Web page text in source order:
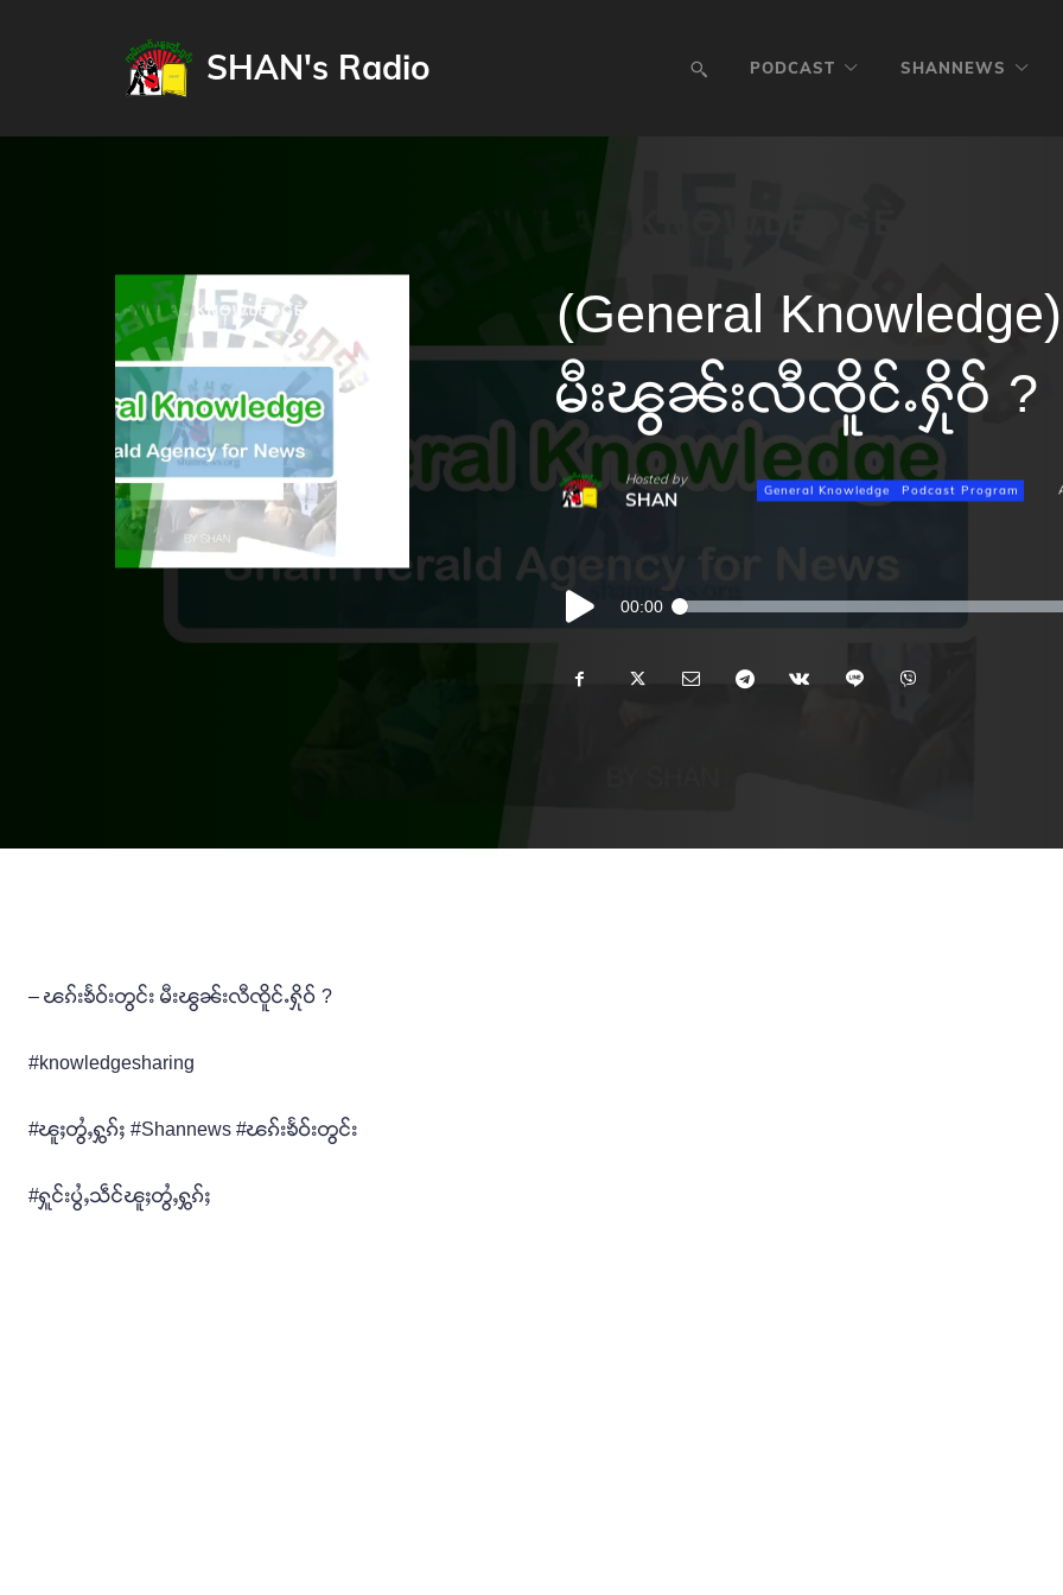
SHAN's Radio PODCAST SHANNEWS
(General
မီးၽွၼ်းလီၸိူင်ႉႁိုဝ် ?
Hosted by
SHAN General Knowledge Podcast Program
Audio
Player
00:00
– ၽၵ်းၶႅဝ်းတွင်း မီးၽွၼ်းလီၸိူင်ႉႁိုဝ် ?
#knowledgesharing
#ၽူႈတွႆႇႁွၵ်ႈ #Shannews #ၽၵ်းၶႅဝ်းတွင်း
#ႁူင်းပွႆႇသဵင်ၽူႈတွႆႇႁွၵ်ႈ